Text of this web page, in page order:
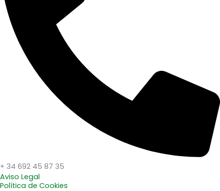
+ 34 692 45 87 35
Aviso Legal
Política de Cookies